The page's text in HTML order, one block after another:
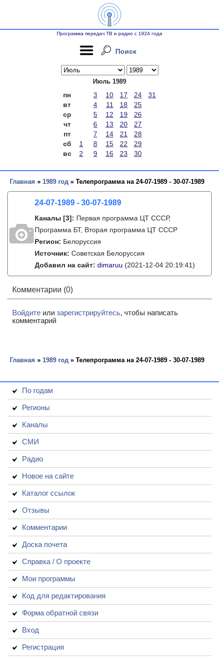
Программа передач ТВ и радио с 1924 года
Поиск
Июль 1989
пн 3 10 17 24
31
вт
4 11 18
25
ср
5 12 19
26
чт
6 13 20
27
пт
7 14 21
28
сб
1 8 15 22
29
вс
2 9 16 23 30
Главная » 1989 год » Телепрограмма на 24-07-1989 - 30-07-1989
24-07-1989 - 30-07-1989
Каналы [3]: Первая программа ЦТ СССР,
Программа БТ, Вторая программа ЦТ СССР
Регион: Белоруссия
Источник: Советская Белоруссия
Добавил на сайт: dimaruu (2021-12-04 20:19:41)
Комментарии (0)
Войдите или зарегистрируйтесь, чтобы написать
комментарий
Главная » 1989 год » Телепрограмма на 24-07-1989 - 30-07-1989
По годам
Регионы
Каналы
СМИ
Радио
Новое на сайте
Каталог ссылок
Отзывы
Комментарии
Доска почета
Справка / О проекте
Мои программы
Код для редактирования
Форма обратной связи
Вход
Регистрация